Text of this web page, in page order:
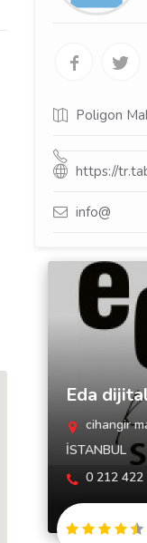
Poligon
https://
info@
Eda
cihangir
İSTANBUL
0 212